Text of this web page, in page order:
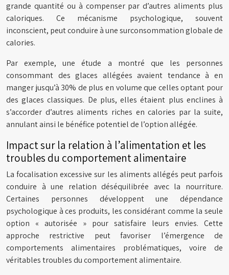
grande quantité ou à compenser par d’autres aliments plus
caloriques. Ce mécanisme psychologique, souvent
inconscient, peut conduire à une surconsommation globale de
calories.
Par exemple, une étude a montré que les personnes
consommant des glaces allégées avaient tendance à en
manger jusqu’à 30% de plus en volume que celles optant pour
des glaces classiques. De plus, elles étaient plus enclines à
s’accorder d’autres aliments riches en calories par la suite,
annulant ainsi le bénéfice potentiel de l’option allégée.
Impact sur la relation à l’alimentation et les
troubles du comportement alimentaire
La focalisation excessive sur les aliments allégés peut parfois
conduire à une relation déséquilibrée avec la nourriture.
Certaines personnes développent une dépendance
psychologique à ces produits, les considérant comme la seule
option « autorisée » pour satisfaire leurs envies. Cette
approche restrictive peut favoriser l’émergence de
comportements alimentaires problématiques, voire de
véritables troubles du comportement alimentaire.